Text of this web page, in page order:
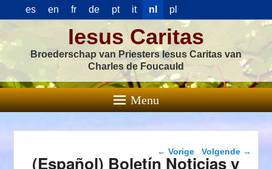
es en fr de pt it nl pl
Iesus Caritas
Broederschap van Priesters Iesus Caritas van
Charles de Foucauld
Menu
Berichtnavigatie
← Vorige Volgende →
(Español) Boletín Noticias y